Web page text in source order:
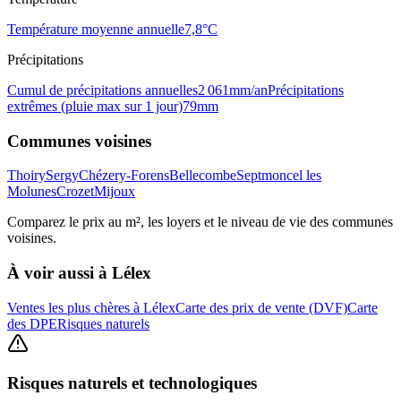
Température moyenne annuelle7,8°C
Précipitations
Cumul de précipitations annuelles2 061mm/anPrécipitations
extrêmes (pluie max sur 1 jour)79mm
Communes voisines
ThoirySergyChézery-ForensBellecombeSeptmoncel les
MolunesCrozetMijoux
Comparez le prix au m², les loyers et le niveau de vie des communes
voisines.
À voir aussi à Lélex
Ventes les plus chères à LélexCarte des prix de vente (DVF)Carte
des DPERisques naturels
Risques naturels et technologiques